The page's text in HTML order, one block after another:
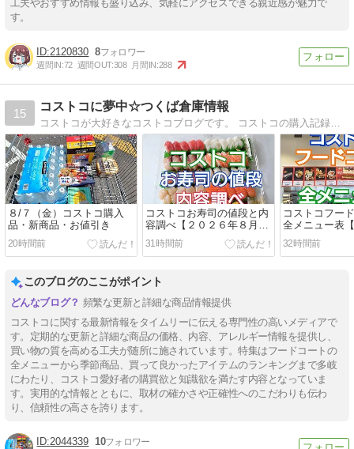
工夫やおすすめ情報も盛り込み、気軽にアクセスできる親近感が魅力で
す。
2120830 8
週間IN:72 週間OUT:308 月間IN:288
15
コストコに夢中☆つくば倉庫情報
コストコが大好きなコストコブログです。 コストコの購入記録、商品の紹介や活用法 つくば倉庫に週２回（主に火・金曜日）で通ってます。 コスパト情報、お買い得情報も書いてます。 少しでもお役に立てたら幸いです。
８/７（金）コストコ購入
品・新商品・お値引き
20時間前
コストコお寿司の値段と内
容調べ【２０２６年８月最
新】火金or土更新日
31時間前
コストコフー
全メニュー表
８月更新】毎
新
32時間前
このブログのここがポイント
頻繁な更新と詳細な商品情報提供
コストコに関する最新情報をタイムリーに伝える専門性の高いメディアで
す。定期的な更新と詳細な商品の価格、内容、アレルギー情報を提供し、
買い物の質を高める工夫が随所に施されています。特集はフードコートの
全メニューから季節商品、買って良かったアイテムのランキングまで多岐
にわたり、コストコ愛好者の購買欲と知識欲を満たす内容となっていま
す。実用的な情報とともに、取材の確かさや正確性へのこだわりも伝わ
り、信頼性の高さを誇ります。
2044339 10